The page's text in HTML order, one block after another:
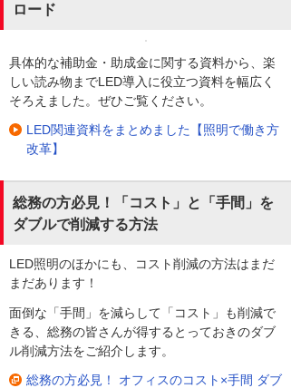
ロード
具体的な補助金・助成金に関する資料から、楽
しい読み物までLED導入に役立つ資料を幅広く
そろえました。ぜひご覧ください。
LED関連資料をまとめました【照明で働き方
改革】
総務の方必見！「コスト」と「手間」を
ダブルで削減する方法
LED照明のほかにも、コスト削減の方法はまだ
まだあります！
面倒な「手間」を減らして「コスト」も削減で
きる、総務の皆さんが得するとっておきのダブ
ル削減方法をご紹介します。
総務の方必見！ オフィスのコスト×手間 ダブ